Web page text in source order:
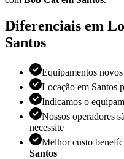
Diferenciais em
Santos
Equipamentos
Locação em Santos
Indicamos o
Nossos operadores
necessite
Melhor custo
Santos